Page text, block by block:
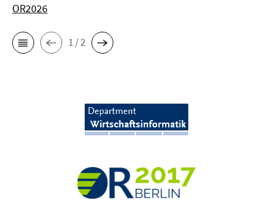
OR2026
1 / 2